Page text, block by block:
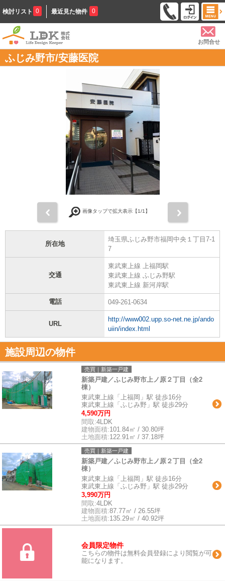
検討リスト 0 最近見た物件 0
お問合せ
ふじみ野市/安藤医院
画像タップで拡大表示【1/1】
所在地
埼玉県ふじみ野市福岡中央１丁目7-1
7
交通
東武東上線 上福岡駅
東武東上線 ふじみ野駅
東武東上線 新河岸駅
電話 049-261-0634
URL
http://www002.upp.so-net.ne.jp/ando
uiin/index.html
施設周辺の物件
売買｜新築一戸建
新築戸建／ふじみ野市上ノ原２丁目（全2
棟）
東武東上線「上福岡」駅 徒歩16分
東武東上線「ふじみ野」駅 徒歩29分
4,590万円
間取:4LDK
建物面積:101.84㎡ / 30.80坪
土地面積:122.91㎡ / 37.18坪
売買｜新築一戸建
新築戸建／ふじみ野市上ノ原２丁目（全2
棟）
東武東上線「上福岡」駅 徒歩16分
東武東上線「ふじみ野」駅 徒歩29分
3,990万円
間取:4LDK
建物面積:87.77㎡ / 26.55坪
土地面積:135.29㎡ / 40.92坪
会員限定物件
こちらの物件は無料会員登録により閲覧が可
能になります。